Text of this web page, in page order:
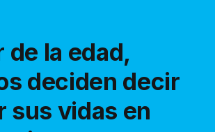
de la edad,
deciden decir
sus vidas en